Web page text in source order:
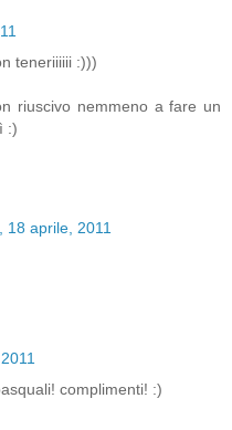
teneriiiiii :)))
riuscivo nemmeno a fare un
:)
18 aprile, 2011
complimenti! :)